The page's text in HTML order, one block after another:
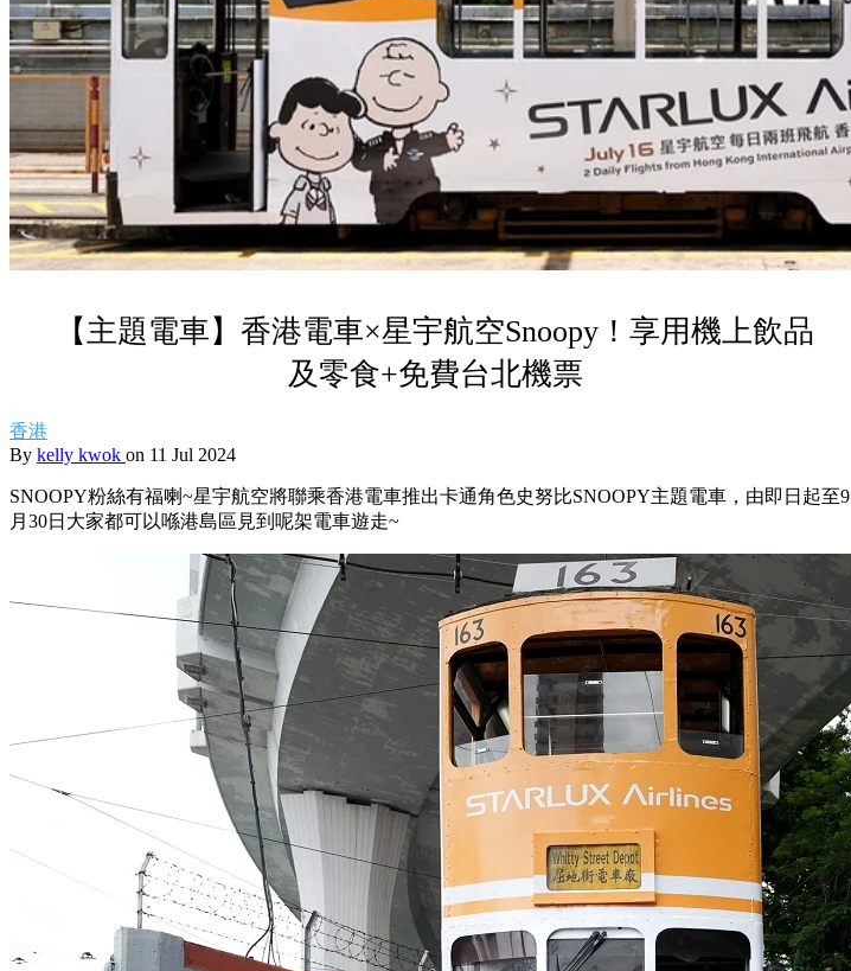
【主題電車】香港電車×星宇航空Snoopy！享用機上飲品
及零食+免費台北機票
香港
By kelly kwok on 11 Jul 2024
SNOOPY粉絲有福喇~星宇航空將聯乘香港電車推出卡通角色史努比SNOOPY主題電車，由即日起至9
月30日大家都可以喺港島區見到呢架電車遊走~